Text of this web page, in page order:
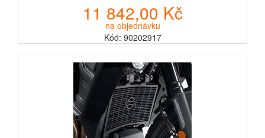
11 842,00 Kč
na objednávku
Kód: 90202917